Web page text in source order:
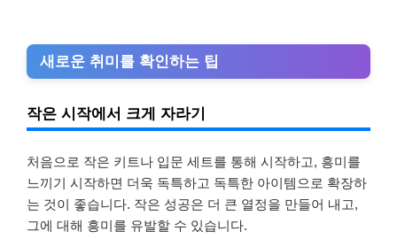
새로운 취미를 확인하는 팁
작은 시작에서 크게 자라기
처음으로 작은 키트나 입문 세트를 통해 시작하고, 흥미를
느끼기 시작하면 더욱 독특하고 독특한 아이템으로 확장하
는 것이 좋습니다. 작은 성공은 더 큰 열정을 만들어 내고,
그에 대해 흥미를 유발할 수 있습니다.